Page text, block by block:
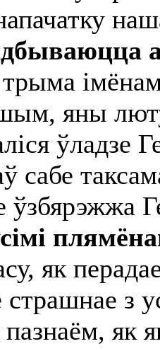
яны
ўладзе
сабе
ўзбярэжжа
як
страшнае з
як